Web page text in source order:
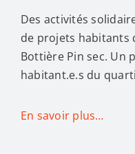
Des activités
de projets habitants
Bottière Pin sec. Un
habitant.e.s du
En savoir plus…